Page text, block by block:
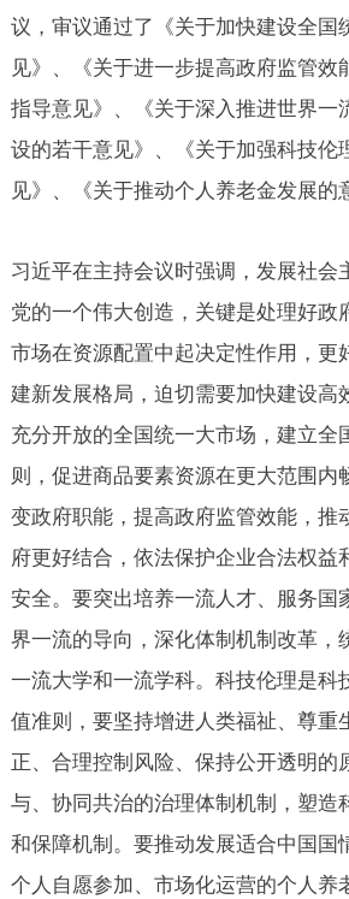
议，审议通过了《关于加快建设全国
见》、《关于进一步提高政府监管效
指导意见》、《关于深入推进世界一
设的若干意见》、《关于加强科技伦
见》、《关于推动个人养老金发展的
习近平在主持会议时强调，发展社会
党的一个伟大创造，关键是处理好政
市场在资源配置中起决定性作用，更
建新发展格局，迫切需要加快建设高
充分开放的全国统一大市场，建立全
则，促进商品要素资源在更大范围内
变政府职能，提高政府监管效能，推
府更好结合，依法保护企业合法权益
安全。要突出培养一流人才、服务国
界一流的导向，深化体制机制改革，
一流大学和一流学科。科技伦理是科
值准则，要坚持增进人类福祉、尊重
正、合理控制风险、保持公开透明的
与、协同共治的治理体制机制，塑造
和保障机制。要推动发展适合中国国
个人自愿参加、市场化运营的个人养